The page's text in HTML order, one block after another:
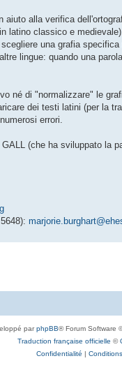
alla verifica
latino classico e
una grafia
lingue: quando una
né di "normalizzare" le
dei testi latini (per la
errori.
(che ha sviluppato la
parphpBB® Forum Software
Traduction française officielle ©
Confidentialité | Conditions